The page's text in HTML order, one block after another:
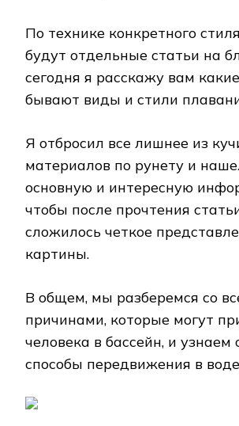
По технике конкретного
будут отдельные статьи на
сегодня я расскажу вам
бывают виды и стили
Я отбросил все лишнее из
материалов по рунету и
основную и интересную
чтобы после прочтения
сложилось четкое
картины.
В общем, мы разберемся со
причинами, которые могут
человека в бассейн, и узнаем
способы передвижения в